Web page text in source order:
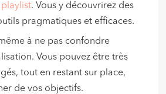
. Vous y découvrirez des
pragmatiques et efficaces.
à ne pas confondre
Vous pouvez être très
tout en restant sur place,
de vos objectifs.